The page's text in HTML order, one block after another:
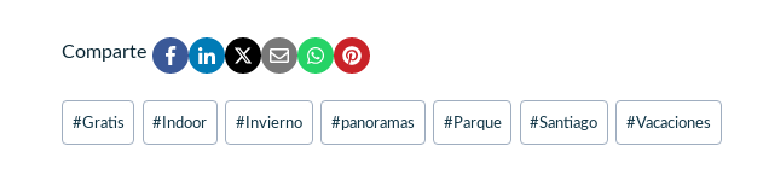
Comparte
Etiquetas
#Gratis # Indoor # Invierno #panoramas #Parque #Santiago #Vacaciones